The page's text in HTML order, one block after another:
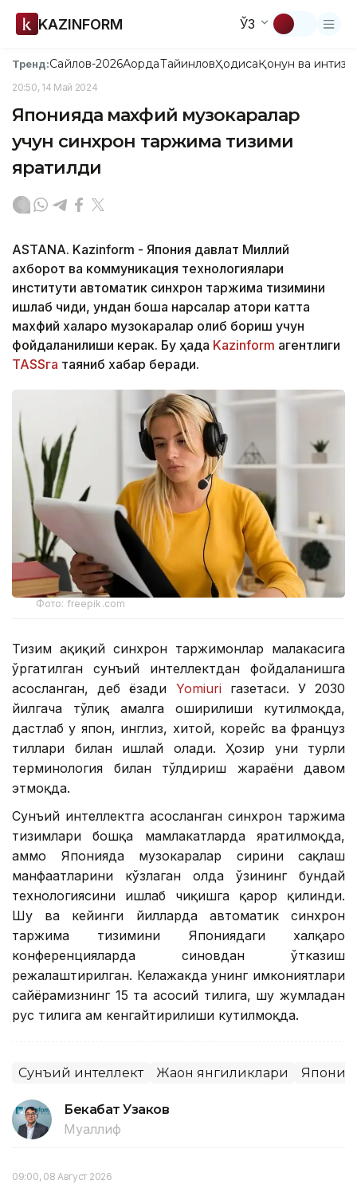
KAZINFORM ЎЗ
Тренд:Сайлов-2026АқордаТайинловҲодисаҚонун ва
20:50, 14 Май 2024
Японияда махфий музокаралар
учун синхрон таржима тизими
яратилди
ASTANA. Kazinform - Япония давлат Миллий
ахборот ва коммуникация технологиялари
институти автоматик синхрон таржима тизимини
ишлаб чиқди, ундан бошқа нарсалар қатори катта
махфий халқаро музокаралар олиб бориш учун
фойдаланилиши керак. Бу ҳақда Kazinform агентлиги
TASSга таяниб хабар беради.
Фото: freepik.com
Тизим ҳақиқий синхрон таржимонлар малакасига
ўргатилган сунъий интеллектдан фойдаланишга
асосланган, деб ёзади Yomiuriгазетаси. У 2030
йилгача тўлиқ амалга оширилиши кутилмоқда,
дастлаб у япон, инглиз, хитой, корейс ва француз
тиллари билан ишлай олади. Ҳозир уни турли
терминология билан тўлдириш жараёни давом
этмоқда.
Сунъий интеллектга асосланган синхрон таржима
тизимлари бошқа мамлакатларда яратилмоқда,
аммо Японияда музокаралар сирини сақлаш
манфаатларини кўзлаган ҳолда ўзининг бундай
технологиясини ишлаб чиқишга қарор қилинди.
Шу ва кейинги йилларда автоматик синхрон
таржима тизимини Япониядаги халқаро
конференцияларда синовдан ўтказиш
режалаштирилган. Келажакда унинг имкониятлари
сайёрамизнинг 15 та асосий тилига, шу жумладан
рус тилига ҳам кенгайтирилиши кутилмоқда.
Сунъий интеллект Жаҳон янгиликлари Япония
Бекабат Узаков
Муаллиф
09:00, 08 Август 2026